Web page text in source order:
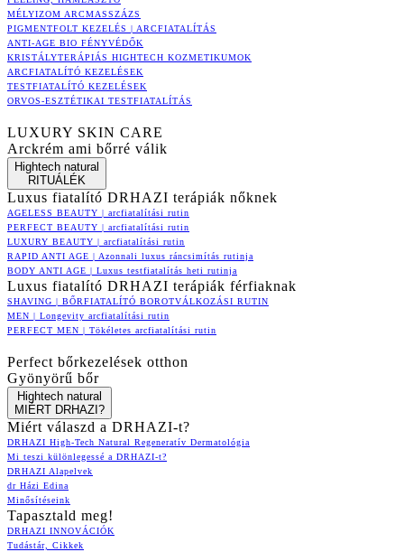
MÉLYIZOM ARCMASSZÁZS
PIGMENTFOLT KEZELÉS | ARCFIATALÍTÁS
ANTI-AGE BIO FÉNYVÉDŐK
KRISTÁLYTERÁPIÁS HIGHTECH KOZMETIKUMOK
ARCFIATALÍTÓ KEZELÉSEK
TESTFIATALÍTÓ KEZELÉSEK
ORVOS-ESZTÉTIKAI TESTFIATALÍTÁS
LUXURY SKIN CARE
Arckrém ami bőrré válik
Hightech natural
RITUÁLÉK
Luxus fiatalító DRHAZI terápiák nőknek
AGELESS BEAUTY | arcfiatalítási rutin
PERFECT BEAUTY | arcfiatalítási rutin
LUXURY BEAUTY | arcfiatalítási rutin
RAPID ANTI AGE | Azonnali luxus ráncsimítás rutinja
BODY ANTI AGE | Luxus testfiatalítás heti rutinja
Luxus fiatalító DRHAZI terápiák férfiaknak
SHAVING | BŐRFIATALÍTÓ BOROTVÁLKOZÁSI RUTIN
MEN | Longevity arcfiatalítási rutin
PERFECT MEN | Tökéletes arcfiatalítási rutin
Perfect bőrkezelések otthon
Gyönyörű bőr
Hightech natural
MIÉRT DRHAZI?
Miért válaszd a DRHAZI-t?
DRHAZI High-Tech Natural Regeneratív Dermatológia
Mi teszi különlegessé a DRHAZI-t?
DRHAZI Alapelvek
dr Házi Edina
Minősítéseink
Tapasztald meg!
DRHAZI INNOVÁCIÓK
Tudástár, Cikkek